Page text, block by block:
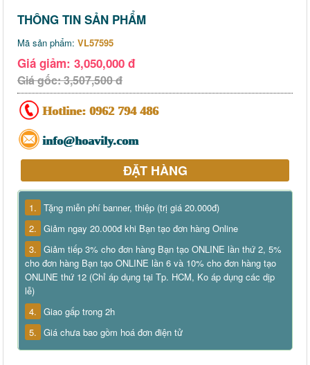
THÔNG TIN SẢN PHẨM
Mã sản phẩm: VL57595
Giá giảm: 3,050,000 đ
Giá gốc: 3,507,500 đ
Hotline: 0962 794 486
info@hoavily.com
ĐẶT HÀNG
1. Tặng miễn phí banner, thiệp (trị giá 20.000đ)
2. Giảm ngay 20.000đ khi Bạn tạo đơn hàng Online
3. Giảm tiếp 3% cho đơn hàng Bạn tạo ONLINE lần thứ 2, 5%
cho đơn hàng Bạn tạo ONLINE lần 6 và 10% cho đơn hàng tạo
ONLINE thứ 12 (Chỉ áp dụng tại Tp. HCM, Ko áp dụng các dịp
lễ)
4. Giao gấp trong 2h
5. Giá chưa bao gồm hoá đơn điện tử